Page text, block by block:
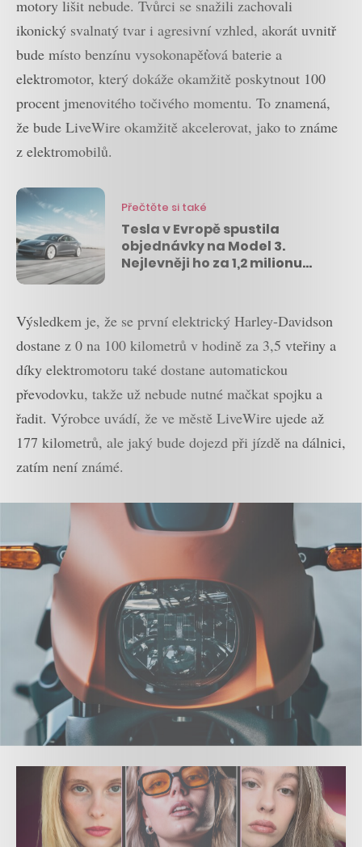
motory lišit nebude. Tvůrci se snažili zachovali
ikonický svalnatý tvar i agresivní vzhled, akorát uvnitř
bude místo benzínu vysokonapěťová baterie a
elektromotor, který dokáže okamžitě poskytnout 100
procent jmenovitého točivého momentu. To znamená,
že bude LiveWire okamžitě akcelerovat, jako to známe
z elektromobilů.
Přečtěte si také
Tesla v Evropě spustila
objednávky na Model 3.
Nejlevněji ho za 1,2 milionu
Výsledkem je, že se první elektrický Harley-Davidson
dostane z 0 na 100 kilometrů v hodině za 3,5 vteřiny a
díky elektromotoru také dostane automatickou
převodovku, takže už nebude nutné mačkat spojku a
řadit. Výrobce uvádí, že ve městě LiveWire ujede až
177 kilometrů, ale jaký bude dojezd při jízdě na dálnici,
zatím není známé.